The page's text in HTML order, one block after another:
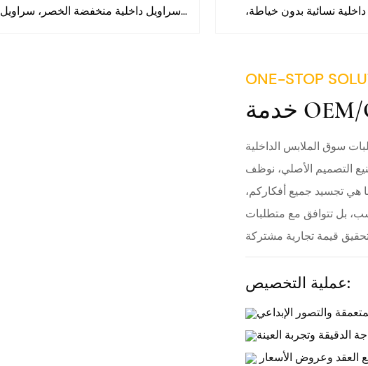
سراويل داخلية منخفضة الخصر، سراويل
نسائية بدون خياطة،
بدون خياطة بخصر على
ONE-STOP
سوق الملابس الداخلية
التصميم الأصلي، نوظف
هي تجسيد جميع أفكاركم،
بل تتوافق مع متطلبات
عملية التخصيص:
والتصور الإبداعي
الدقيقة وتجربة العينة
العقد وعروض الأسعار